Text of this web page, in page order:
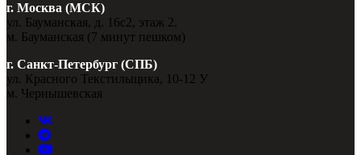
г. Москва (МСК)
ул. Бауманская, д. 16с2, этаж 2.
м. Бауманская (7 минут пешком)
г. Санкт-Петербург (СПБ)
ул. Красного Текстильщика, 10-12 У
м. Чернышевская